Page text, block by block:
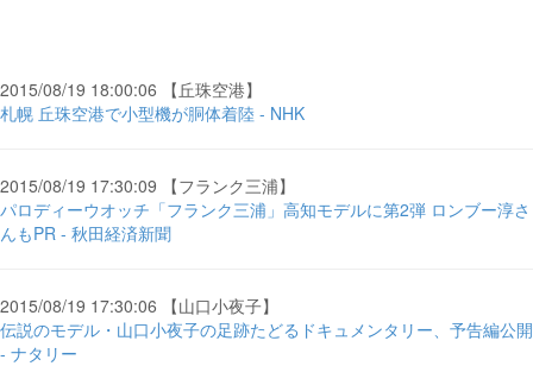
2015/08/19 18:00:06 【丘珠空港】
札幌 丘珠空港で小型機が胴体着陸 - NHK
2015/08/19 17:30:09 【フランク三浦】
パロディーウオッチ「フランク三浦」高知モデルに第2弾 ロンブー淳さ
んもPR - 秋田経済新聞
2015/08/19 17:30:06 【山口小夜子】
伝説のモデル・山口小夜子の足跡たどるドキュメンタリー、予告編公開
- ナタリー